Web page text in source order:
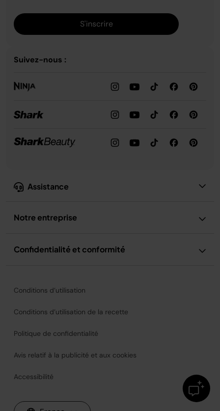
Assistance
Notre entreprise
Confidentialité et conformité
S'inscrire
Suivez-nous :
Conditions d’utilisation
Conditions d’utilisation de la recette
Politique de confidentialité
Avis relatif à la publicité et aux cookies
Accessibilité